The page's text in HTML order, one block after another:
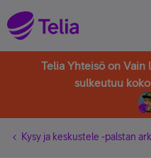
Telia Yhteisö on Vain
sulkeutuu
Kysy ja keskustele -palstan